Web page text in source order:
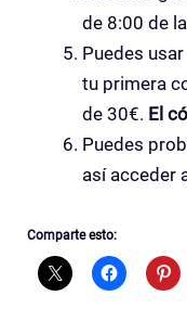
de 8:00 de
Puedes
tu primera
de 30€. El
Puedes
así acceder
Comparte esto: